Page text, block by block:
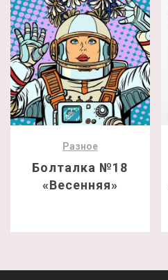
Разное
Болталка №18
«Весенняя»